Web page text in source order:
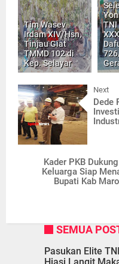
Tim Wasev
Irdam XIV/Hsn,
Tinjau Giat
TMMD 102 di
Kep. Selayar
TNI
Next
Dede
Kader PKB
Keluarga Siap
Bupati Kab
SEMUA
Pasukan Elite
Hiasi Langit